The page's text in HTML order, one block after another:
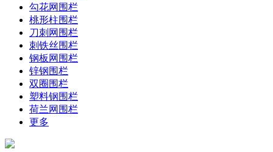
勾花网围栏
桃形柱围栏
刀刺网围栏
刺铁丝围栏
钢板网围栏
锌钢围栏
双圈围栏
塑料钢围栏
荷兰网围栏
更多